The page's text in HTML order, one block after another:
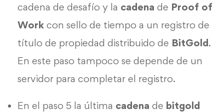
cadena de desafío y la cadena de Proof of
Work con sello de tiempo a un registro de
título de propiedad distribuido de BitGold.
En este paso tampoco se depende de un
servidor para completar el registro.
En el paso 5 la última cadena de bitgold